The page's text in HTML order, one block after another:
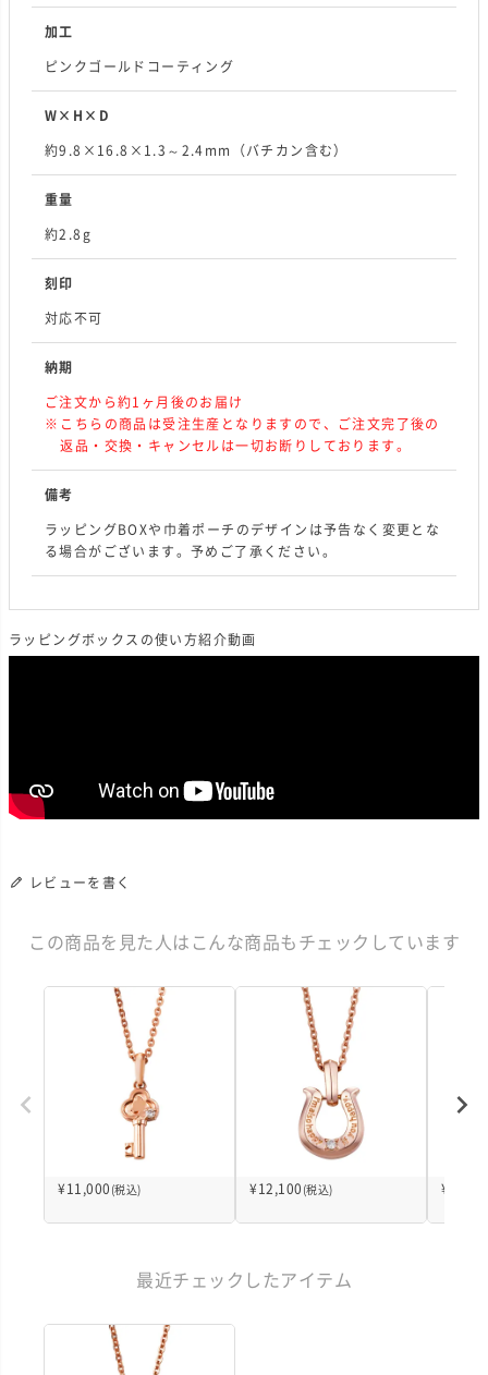
加工
ピンクゴールドコーティング
W×H×D
約9.8×16.8×1.3～2.4mm（バチカン含む）
重量
約2.8g
刻印
対応不可
納期
ご注文から約1ヶ月後のお届け
こちらの商品は受注生産となりますので、ご注文完了後の
返品・交換・キャンセルは一切お断りしております。
備考
ラッピングBOXや巾着ポーチのデザインは予告なく変更とな
る場合がございます。予めご了承ください。
ラッピングボックスの使い方紹介動画
レビューを書く
この商品を見た人はこんな商品もチェックしています
¥ 11,000 (税込) ¥ 12,100 (税込) ¥
最近チェックしたアイテム